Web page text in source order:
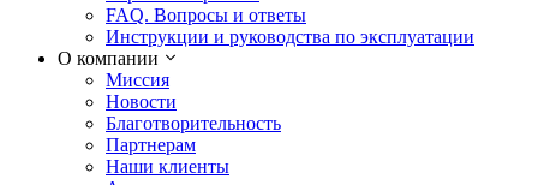
FAQ. Вопросы и ответы
Инструкции и руководства по эксплуатации
О компании
Миссия
Новости
Благотворительность
Партнерам
Наши клиенты